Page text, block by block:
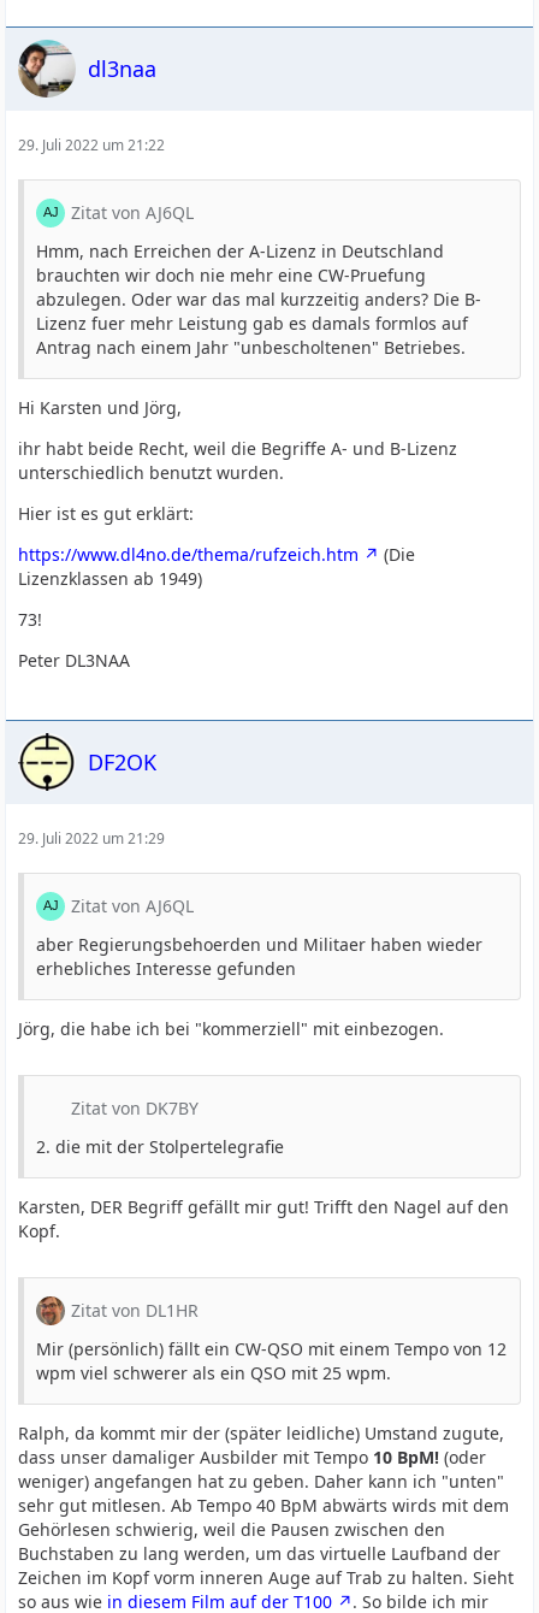
dl3naa
29. Juli 2022 um 21:22
Zitat von AJ6QL
Hmm, nach Erreichen der A-Lizenz in Deutschland
brauchten wir doch nie mehr eine CW-Pruefung
abzulegen. Oder war das mal kurzzeitig anders? Die B-
Lizenz fuer mehr Leistung gab es damals formlos auf
Antrag nach einem Jahr "unbescholtenen" Betriebes.
Hi Karsten und Jörg,
ihr habt beide Recht, weil die Begriffe A- und B-Lizenz
unterschiedlich benutzt wurden.
Hier ist es gut erklärt:
https://www.dl4no.de/thema/rufzeich.htm
(Die
Lizenzklassen ab 1949)
73!
Peter DL3NAA
DF2OK
29. Juli 2022 um 21:29
Zitat von AJ6QL
aber Regierungsbehoerden und Militaer haben wieder
erhebliches Interesse gefunden
Jörg, die habe ich bei "kommerziell" mit einbezogen.
Zitat von DK7BY
2. die mit der Stolpertelegrafie
Karsten, DER Begriff gefällt mir gut! Trifft den Nagel auf den
Kopf.
Zitat von DL1HR
Mir (persönlich) fällt ein CW-QSO mit einem Tempo von 12
wpm viel schwerer als ein QSO mit 25 wpm.
Ralph, da kommt mir der (später leidliche) Umstand zugute,
dass unser damaliger Ausbilder mit Tempo 10 BpM!(oder
weniger) angefangen hat zu geben. Daher kann ich "unten"
sehr gut mitlesen. Ab Tempo 40 BpM abwärts wirds mit dem
Gehörlesen schwierig, weil die Pausen zwischen den
Buchstaben zu lang werden, um das virtuelle Laufband der
Zeichen im Kopf vorm inneren Auge auf Trab zu halten. Sieht
so aus wie in diesem Film auf der T100 . So bilde ich mir